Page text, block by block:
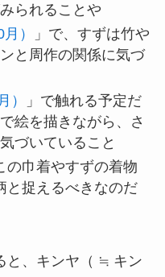
られることや
）
」で、すずは竹や
と周作の関係に気づ
）
」で触れる予定だ
絵を描きながら、さ
づいていること
の巾着やすずの着物
と捉えるべきなのだ
と、キンヤ（ ≒ キン